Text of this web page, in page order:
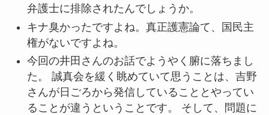
弁護士に排除されたんでしょうか。
キナ臭かったですよね。真正護憲論て、国民主
権がないですよね。
今回の井田さんのお話でようやく腑に落ちまし
た。 誠真会を緩く眺めていて思うことは、吉野
さんが日ごろから発信していることとやってい
ることが違うということです。 そして、問題に